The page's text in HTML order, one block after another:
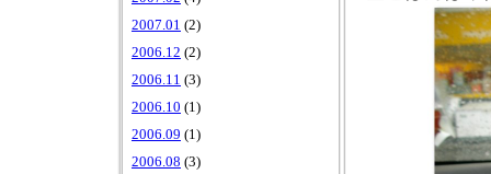
2007.01 (2)
2006.12 (2)
2006.11 (3)
2006.10 (1)
2006.09 (1)
2006.08 (3)